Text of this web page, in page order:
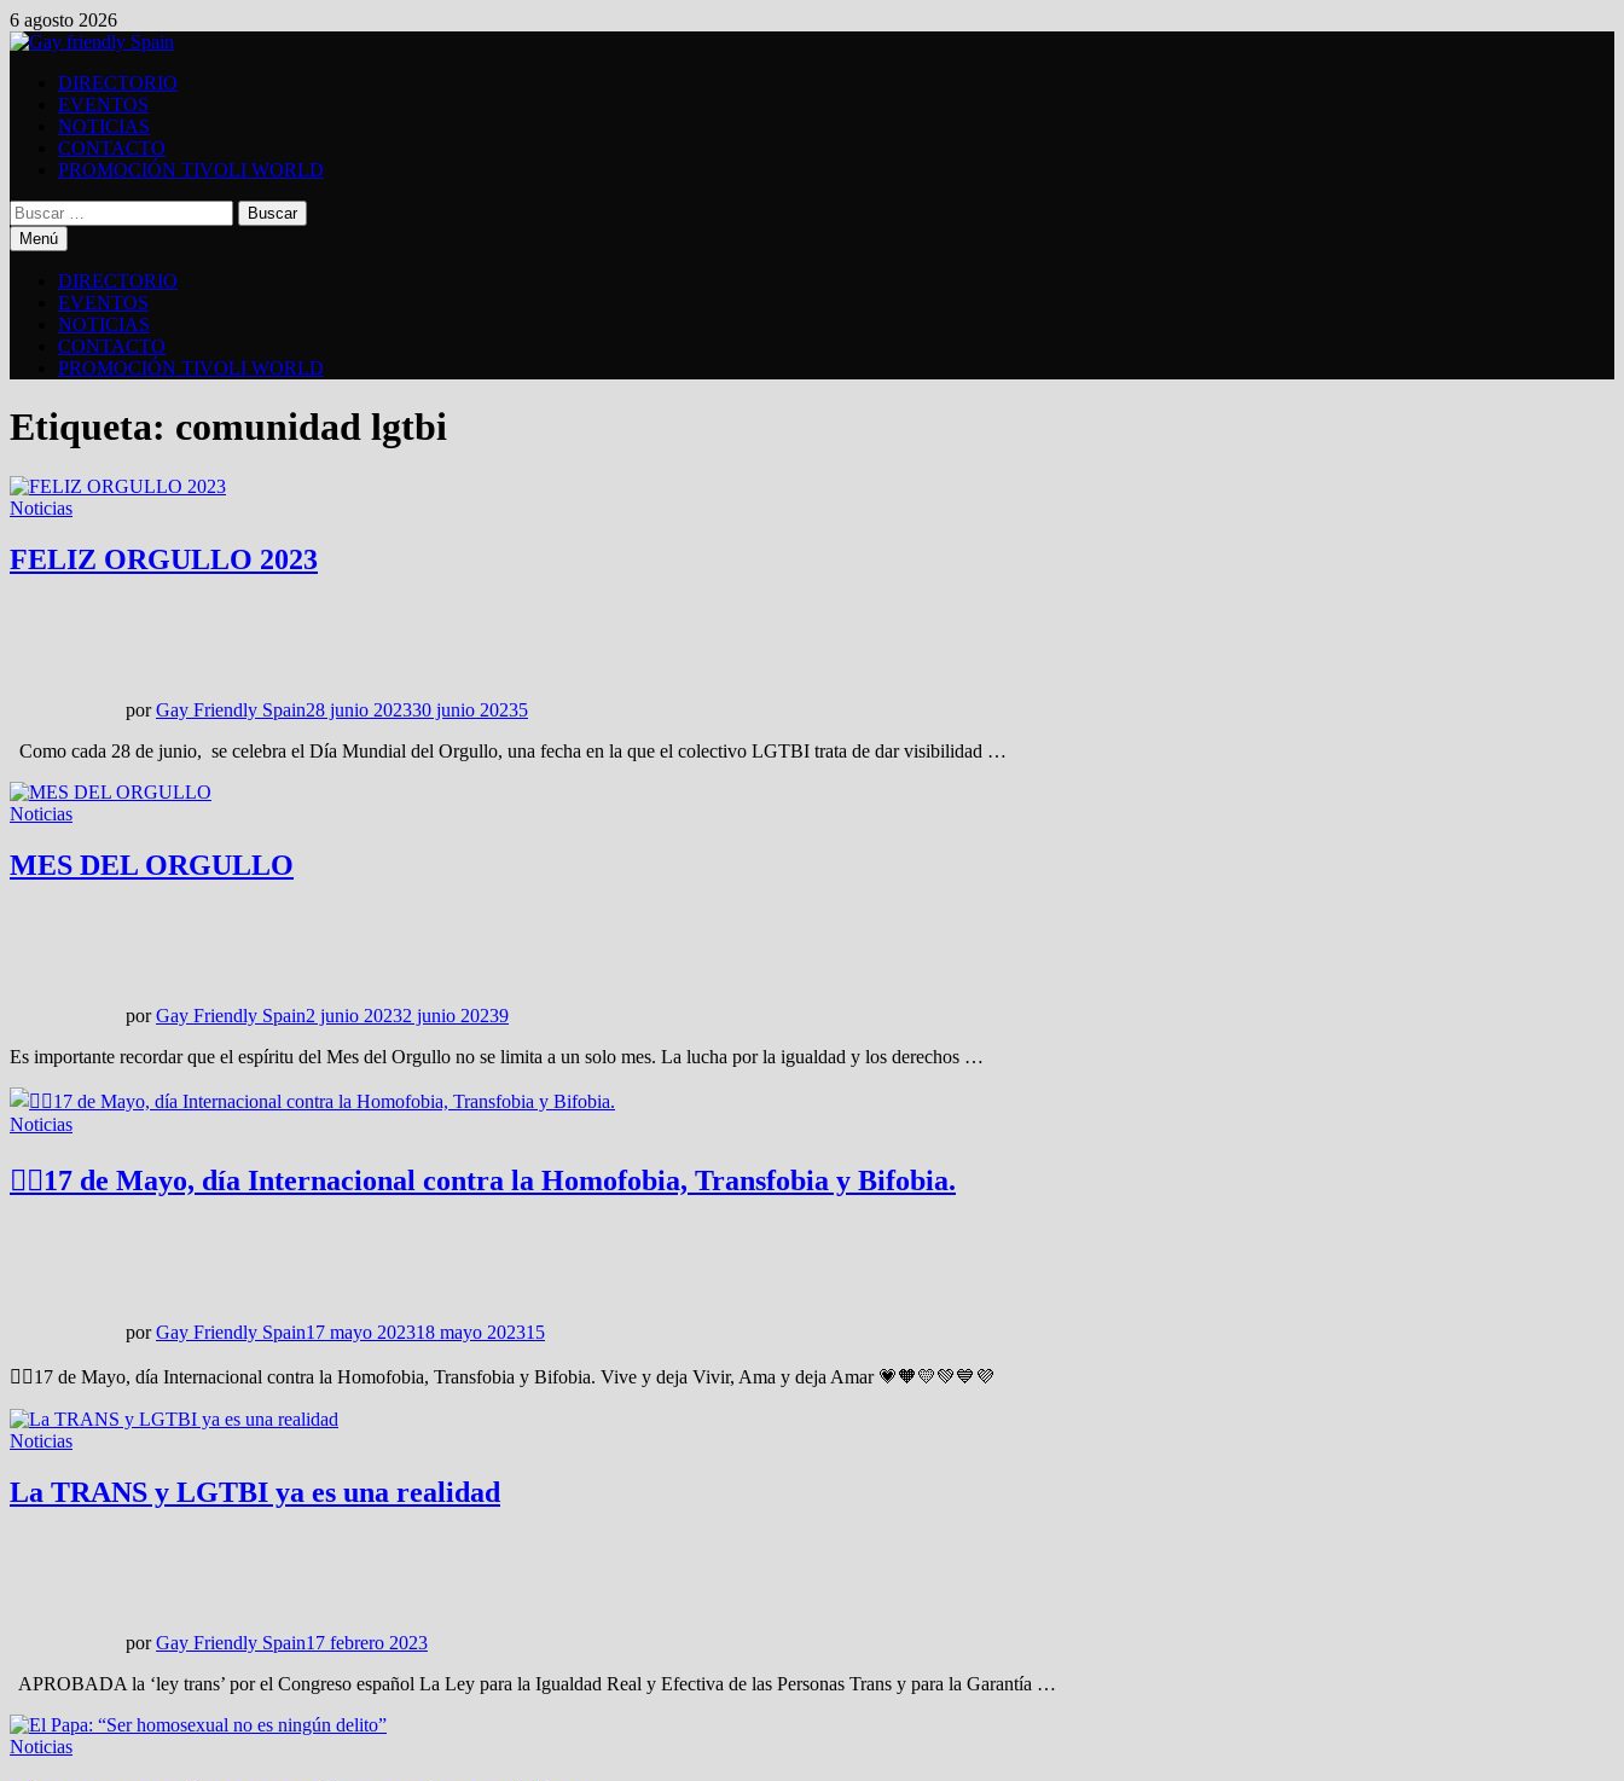
Saltar
al
6 agosto 2026
DIRECTORIO
EVENTOS
NOTICIAS
CONTACTO
PROMOCIÓN TIVOLI WORLD
Buscar:
Menú
DIRECTORIO
EVENTOS
NOTICIAS
CONTACTO
PROMOCIÓN TIVOLI WORLD
Etiqueta: comunidad lgtbi
Noticias
FELIZ ORGULLO 2023
porGay Friendly Spain28 junio 202330 junio 20235
Como cada 28 de junio, se celebra el Día Mundial del Orgullo, una fecha en la que el colectivo LGTBI trata de dar visibilidad …
Noticias
MES DEL ORGULLO
porGay Friendly Spain2 junio 20232 junio 20239
Es importante recordar que el espíritu del Mes del Orgullo no se limita a un solo mes. La lucha por la igualdad y los derechos …
Noticias
🏳‍🌈17 de Mayo, día Internacional contra la Homofobia, Transfobia y Bifobia.
porGay Friendly Spain17 mayo 202318 mayo 202315
🏳‍🌈17 de Mayo, día Internacional contra la Homofobia, Transfobia y Bifobia. Vive y deja Vivir, Ama y deja Amar 💗🧡💛💚💙💜
Noticias
La TRANS y LGTBI ya es una realidad
porGay Friendly Spain17 febrero 2023
APROBADA la ‘ley trans’ por el Congreso español La Ley para la Igualdad Real y Efectiva de las Personas Trans y para la Garantía …
Noticias